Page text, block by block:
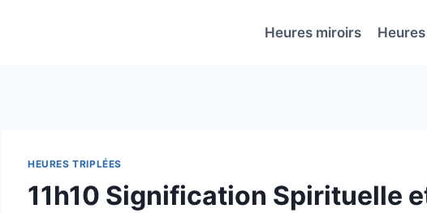
Heures miroirs
HEURES TRIPLÉES
11h10 Signification Spirituelle